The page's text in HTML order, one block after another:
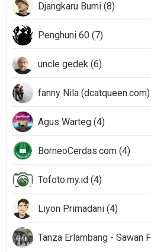
Djangkaru Bumi (8)
Penghuni 60 (7)
uncle gedek (6)
fanny Nila
Agus Warteg (4)
BorneoCerdas.com (4)
Tofoto.my.id (4)
Liyon Primadani (4)
Tanza Erlambang - Sawan